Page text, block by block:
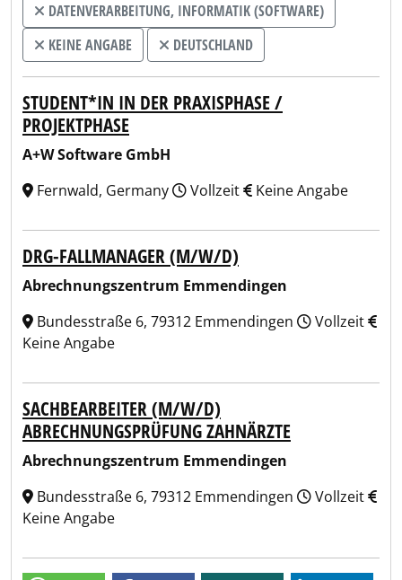
DATENVERARBEITUNG, INFORMATIK (SOFTWARE)
KEINE ANGABE
DEUTSCHLAND
STUDENT*IN IN DER PRAXISPHASE /
PROJEKTPHASE
A+W Software GmbH
Fernwald, Germany
Vollzeit Keine Angabe
DRG-FALLMANAGER (M/W/D)
Abrechnungszentrum Emmendingen
Bundesstraße 6, 79312 Emmendingen
Vollzeit
Keine Angabe
SACHBEARBEITER (M/W/D)
ABRECHNUNGSPRÜFUNG ZAHNÄRZTE
Abrechnungszentrum Emmendingen
Bundesstraße 6, 79312 Emmendingen
Vollzeit
Keine Angabe